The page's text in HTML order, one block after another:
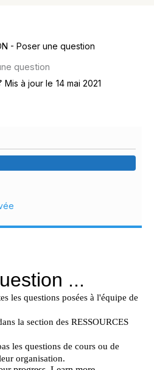
- Poser une question
question
Mis à jour le 14 mai 2021